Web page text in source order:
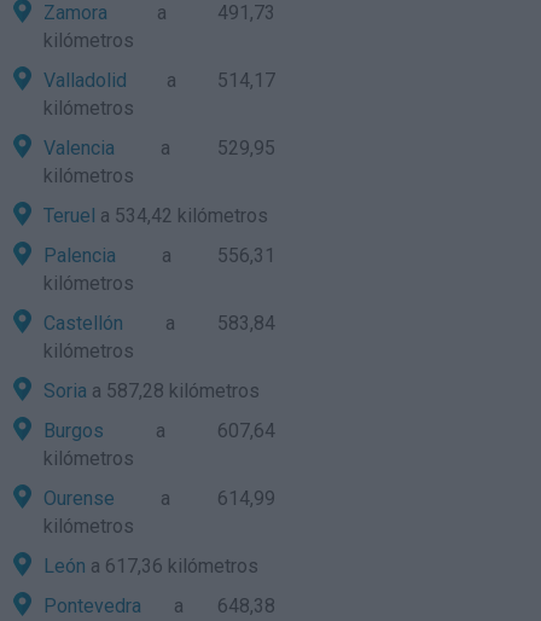
Zamora a 491,73
kilómetros
Valladolid a 514,17
kilómetros
Valencia a 529,95
kilómetros
Teruel a 534,42 kilómetros
Palencia a 556,31
kilómetros
Castellón a 583,84
kilómetros
Soria a 587,28 kilómetros
Burgos a 607,64
kilómetros
Ourense a 614,99
kilómetros
León a 617,36 kilómetros
Pontevedra a 648,38